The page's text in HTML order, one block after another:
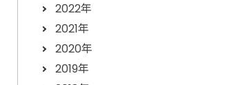
2022年
2021年
2020年
2019年